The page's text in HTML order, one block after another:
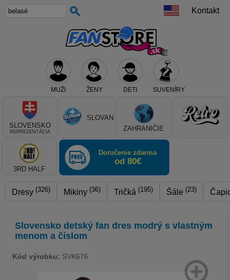
Kontakt
MUŽI ŽENY DETI SUVENÍRY
Teraz vyberte klub, alebo typ výrobku
SLOVENSKO
REPREZENTÁCIA
SLOVAN
ZAHRANIČIE
3RD HALF
Doručenie zdarma
od 80€
Dresy (326) Mikiny (36) Tričká (195) Šále (23)
Slovensko detský fan dres modrý s vlastným
menom a číslom
Kód výrobku: SVK676